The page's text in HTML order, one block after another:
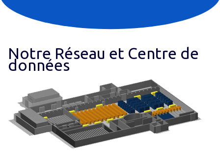
Notre Réseau et Centre de
données